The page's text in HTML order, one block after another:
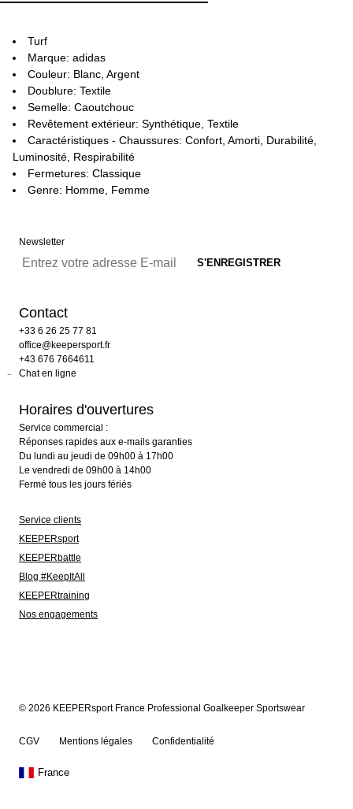
Turf
Marque: adidas
Couleur: Blanc, Argent
Doublure: Textile
Semelle: Caoutchouc
Revêtement extérieur: Synthétique, Textile
Caractéristiques - Chaussures: Confort, Amorti, Durabilité,
Luminosité, Respirabilité
Fermetures: Classique
Genre: Homme, Femme
Newsletter
Contact
+33 6 26 25 77 81
office@keepersport.fr
+43 676 7664611
Chat en ligne
Horaires d'ouvertures
Service commercial :
Réponses rapides aux e-mails garanties
Du lundi au jeudi de 09h00 à 17h00
Le vendredi de 09h00 à 14h00
Fermé tous les jours fériés
Service clients
KEEPERsport
KEEPERbattle
Blog #KeepItAll
KEEPERtraining
Nos engagements
© 2026 KEEPERsport France Professional Goalkeeper Sportswear
CGV Mentions légales Confidentialité
France